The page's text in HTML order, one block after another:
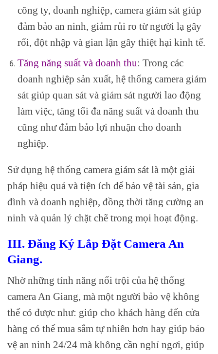
công ty, doanh nghiệp, camera giám sát giúp
đảm bảo an ninh, giảm rủi ro từ người lạ gây
rối, đột nhập và gian lận gây thiệt hại kinh tế.
Tăng năng suất và doanh thu: Trong các
doanh nghiệp sản xuất, hệ thống camera giám
sát giúp quan sát và giám sát người lao động
làm việc, tăng tối đa năng suất và doanh thu
cũng như đảm bảo lợi nhuận cho doanh
nghiệp.
Sử dụng hệ thống camera giám sát là một giải
pháp hiệu quả và tiện ích để bảo vệ tài sản, gia
đình và doanh nghiệp, đồng thời tăng cường an
ninh và quản lý chặt chẽ trong mọi hoạt động.
III. Đăng Ký Lắp Đặt Camera An
Giang.
Nhờ những tính năng nổi trội của hệ thống
camera An Giang, mà một người bảo vệ không
thể có được như: giúp cho khách hàng đến cửa
hàng có thể mua sắm tự nhiên hơn hay giúp bảo
vệ an ninh 24/24 mà không cần nghỉ ngơi, giúp